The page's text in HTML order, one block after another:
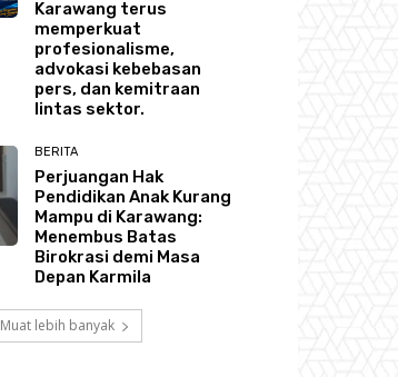
Karawang terus
memperkuat
profesionalisme,
advokasi kebebasan
pers, dan kemitraan
lintas sektor.
BERITA
Perjuangan Hak
Pendidikan Anak Kurang
Mampu di Karawang:
Menembus Batas
Birokrasi demi Masa
Depan Karmila
Muat lebih banyak